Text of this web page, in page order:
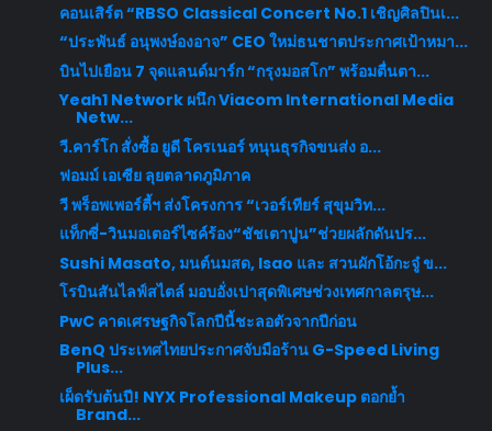
คอนเสิร์ต “RBSO Classical Concert No.1 เชิญศิลปินเ...
“ประพันธ์ อนุพงษ์องอาจ” CEO ใหม่ธนชาตประกาศเป้าหมา...
บินไปเยือน 7 จุดแลนด์มาร์ก “กรุงมอสโก” พร้อมตื่นตา...
Yeah1 Network ผนึก Viacom International Media
Netw...
วี.คาร์โก สั่งซื้อ ยูดี โครเนอร์ หนุนธุรกิจขนส่ง อ...
ฟอมม์ เอเซีย ลุยตลาดภูมิภาค
วี พร็อพเพอร์ตี้ฯ ส่งโครงการ “เวอร์เทียร์ สุขุมวิท...
แท็กซี่-วินมอเตอร์ไซค์ร้อง“ชัชเตาปูน”ช่วยผลักดันปร...
Sushi Masato, มนต์นมสด, Isao และ สวนผักโอ้กะจู๋ ข...
โรบินสันไลฟ์สไตล์ มอบอั่งเปาสุดพิเศษช่วงเทศกาลตรุษ...
PwC คาดเศรษฐกิจโลกปีนี้ชะลอตัวจากปีก่อน
BenQ ประเทศไทยประกาศจับมือร้าน G-Speed Living
Plus...
เผ็ดรับต้นปี! NYX Professional Makeup ตอกย้ำ
Brand...